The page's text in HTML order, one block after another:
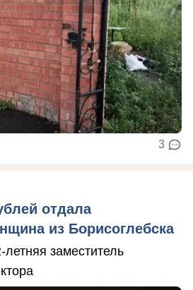
3
отдала
из Борисоглебска
заместитель